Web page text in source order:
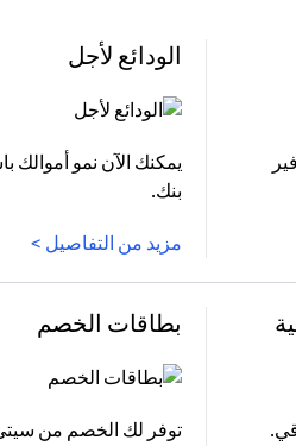
الودائع لأجل
يمكنك الآن نمو أموالك
بنك.
مزيد من التفاصيل >
بطاقات الخصم
توفر لك الخصم من